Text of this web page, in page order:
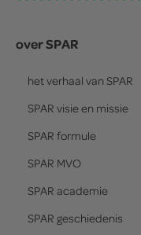
over SPAR
het verhaal van SPAR
SPAR visie en missie
SPAR formule
SPAR MVO
SPAR academie
SPAR geschiedenis